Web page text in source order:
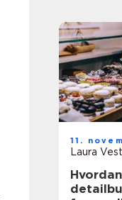
11.
Laura
Hvordan